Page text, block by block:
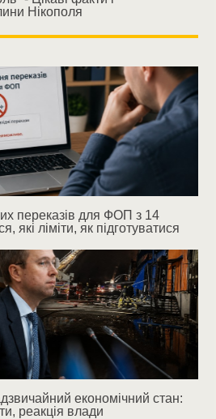
Нікополя
переказів для ФОП з 14
які ліміти, як підготуватися
економічний стан:
реакція влади